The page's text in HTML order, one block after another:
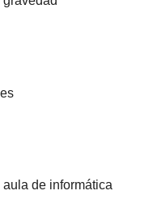
de informática